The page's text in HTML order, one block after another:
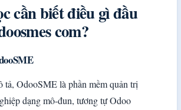
cần biết điều gì đầu
com?
tả, OdooSME là phần mềm quản trị
dạng mô-đun, tương tự Odoo